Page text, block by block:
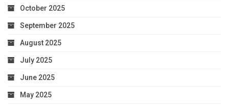
October 2025
September 2025
August 2025
July 2025
June 2025
May 2025